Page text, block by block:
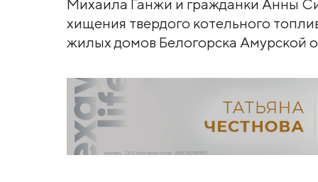
Михаила Ганжи и гражданки Анны
хищения твердого котельного
жилых домов Белогорска Амурской